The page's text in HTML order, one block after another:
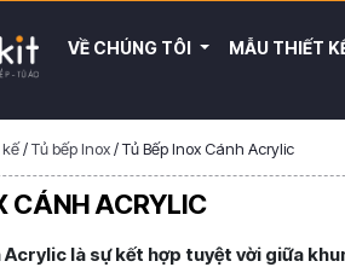
VỀ CHÚNG TÔI MẪU THIẾT
/Tủ bếp Inox/Tủ Bếp Inox Cánh Acrylic
CÁNH ACRYLIC
Acrylic là sự kết hợp tuyệt vời giữa